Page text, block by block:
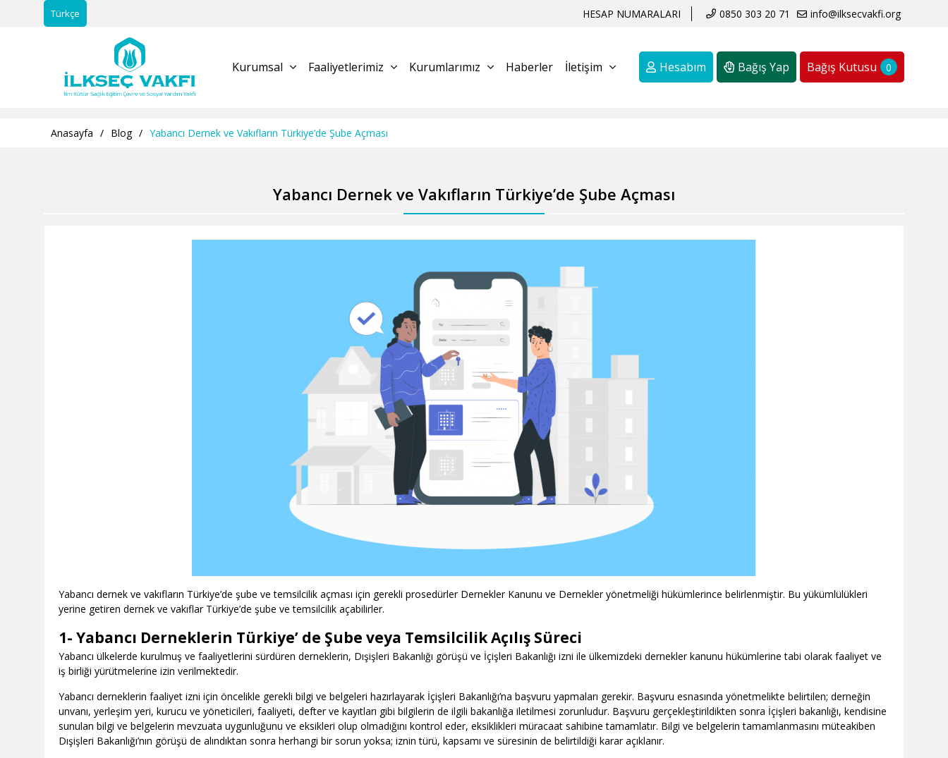
Türkçe HESAP NUMARALARI 0850 303 20 71 info@ilksecvakfi.org
Kurumsal Faaliyetlerimiz Kurumlarımız Haberler İletişim Hesabım Bağış Yap Bağış Kutusu 0
Anasayfa / Blog / Yabancı Dernek ve Vakıfların Türkiye’de Şube Açması
Yabancı Dernek ve Vakıfların Türkiye’de Şube Açması
Yabancı dernek ve vakıfların Türkiye’de şube ve temsilcilik açması için gerekli prosedürler Dernekler Kanunu ve Dernekler yönetmeliği hükümlerince belirlenmiştir. Bu yükümlülükleri
yerine getiren dernek ve vakıflar Türkiye’de şube ve temsilcilik açabilirler.
1- Yabancı Derneklerin Türkiye’ de Şube veya Temsilcilik Açılış Süreci
Yabancı ülkelerde kurulmuş ve faaliyetlerini sürdüren derneklerin, Dışişleri Bakanlığı görüşü ve İçişleri Bakanlığı izni ile ülkemizdeki dernekler kanunu hükümlerine tabi olarak faaliyet ve
iş birliği yürütmelerine izin verilmektedir.
Yabancı derneklerin faaliyet izni için öncelikle gerekli bilgi ve belgeleri hazırlayarak İçişleri Bakanlığı’na başvuru yapmaları gerekir. Başvuru esnasında yönetmelikte belirtilen; derneğin
unvanı, yerleşim yeri, kurucu ve yöneticileri, faaliyeti, defter ve kayıtları gibi bilgilerin de ilgili bakanlığa iletilmesi zorunludur. Başvuru gerçekleştirildikten sonra İçişleri bakanlığı, kendisine
sunulan bilgi ve belgelerin mevzuata uygunluğunu ve eksikleri olup olmadığını kontrol eder, eksiklikleri müracaat sahibine tamamlatır. Bilgi ve belgelerin tamamlanmasını müteakiben
Dışişleri Bakanlığı’nın görüşü de alındıktan sonra herhangi bir sorun yoksa; iznin türü, kapsamı ve süresinin de belirtildiği karar açıklanır.